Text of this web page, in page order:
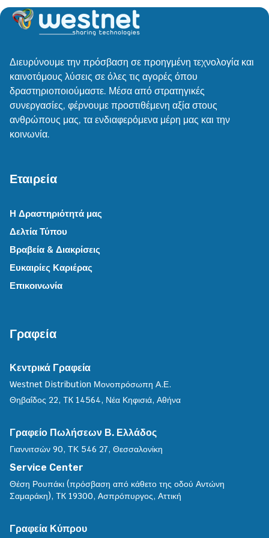
Διευρύνουμε την πρόσβαση σε προηγμένη τεχνολογία και
καινοτόμους λύσεις σε όλες τις αγορές όπου
δραστηριοποιούμαστε. Μέσα από στρατηγικές
συνεργασίες, φέρνουμε προστιθέμενη αξία στους
ανθρώπους μας, τα ενδιαφερόμενα μέρη μας και την
κοινωνία.
Εταιρεία
Η Δραστηριότητά μας
Δελτία Τύπου
Βραβεία & Διακρίσεις
Ευκαιρίες Καριέρας
Επικοινωνία
Γραφεία
Κεντρικά Γραφεία
Westnet Distribution Μονοπρόσωπη Α.Ε.
Θηβαΐδος 22, TK 14564, Νέα Κηφισιά, Αθήνα
Γραφείο Πωλήσεων Β. Ελλάδος
Γιαννιτσών 90, ΤΚ 546 27, Θεσσαλονίκη
Service Center
Θέση Ρουπάκι (πρόσβαση από κάθετο της οδού Αντώνη
Σαμαράκη), TK 19300, Aσπρόπυργος, Αττική
Γραφεία Κύπρου